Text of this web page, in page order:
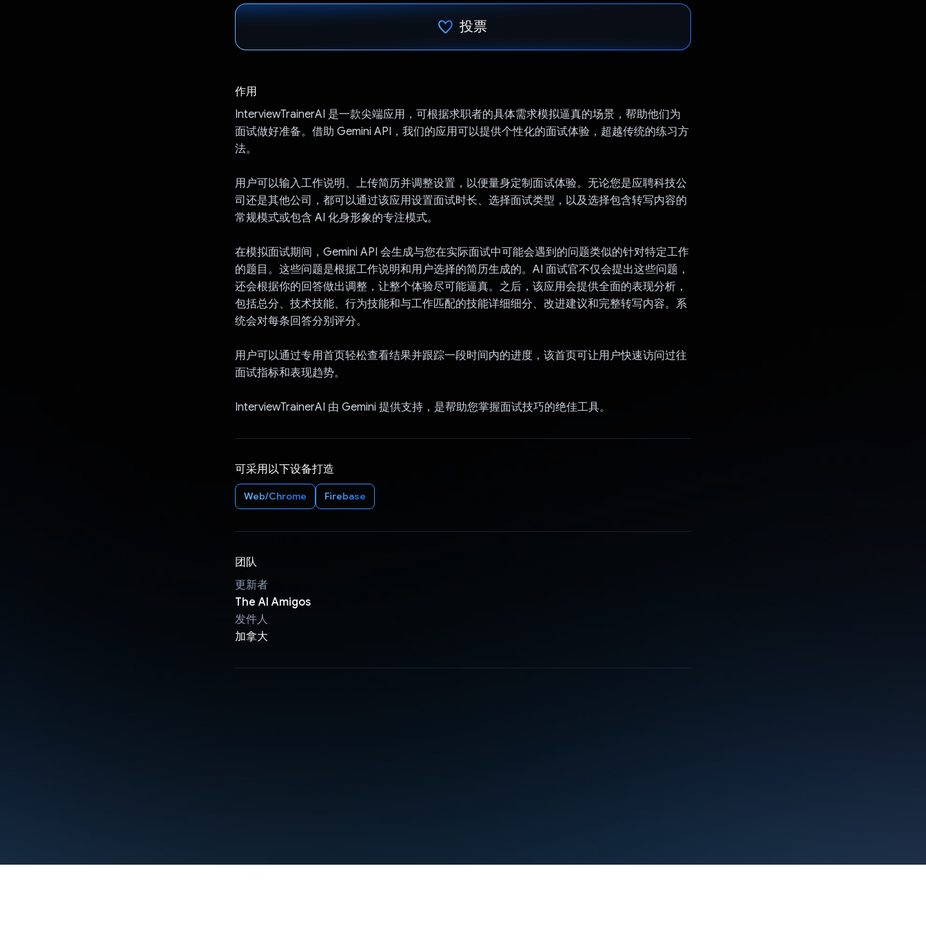
投票
作用
InterviewTrainerAI 是一款尖端应用，可根据求职者的具体需求模拟逼真的场景，帮助他们为
面试做好准备。借助 Gemini API，我们的应用可以提供个性化的面试体验，超越传统的练习方
法。
用户可以输入工作说明、上传简历并调整设置，以便量身定制面试体验。无论您是应聘科技公
司还是其他公司，都可以通过该应用设置面试时长、选择面试类型，以及选择包含转写内容的
常规模式或包含 AI 化身形象的专注模式。
在模拟面试期间，Gemini API 会生成与您在实际面试中可能会遇到的问题类似的针对特定工作
的题目。这些问题是根据工作说明和用户选择的简历生成的。AI 面试官不仅会提出这些问题，
还会根据你的回答做出调整，让整个体验尽可能逼真。之后，该应用会提供全面的表现分析，
包括总分、技术技能、行为技能和与工作匹配的技能详细细分、改进建议和完整转写内容。系
统会对每条回答分别评分。
用户可以通过专用首页轻松查看结果并跟踪一段时间内的进度，该首页可让用户快速访问过往
面试指标和表现趋势。
InterviewTrainerAI 由 Gemini 提供支持，是帮助您掌握面试技巧的绝佳工具。
可采用以下设备打造
Web/Chrome Firebase
团队
更新者
The AI Amigos
发件人
加拿大